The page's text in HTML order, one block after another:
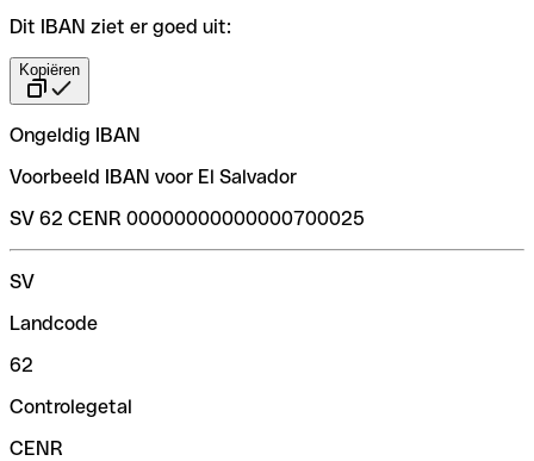
Dit IBAN ziet er goed uit:
Kopiëren
Ongeldig IBAN
Voorbeeld IBAN voor El Salvador
SV 62 CENR 00000000000000700025
SV
Landcode
62
Controlegetal
CENR